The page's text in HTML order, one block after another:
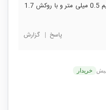
سلام، قطر سیم 0.5 میلی متر و با روکش 1.7
پاسخ | گزارش
خریدار